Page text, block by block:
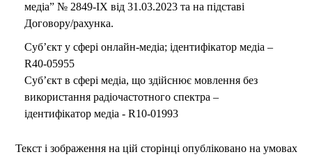
медіа” № 2849-IX від 31.03.2023 та на підставі
Договору/рахунка.
Суб’єкт у сфері онлайн-медіа; ідентифікатор медіа –
R40-05955
Суб’єкт в сфері медіа, що здійснює мовлення без
використання радіочастотного спектра –
ідентифікатор медіа - R10-01993
Текст і зображення на цій сторінці опубліковано на умовах